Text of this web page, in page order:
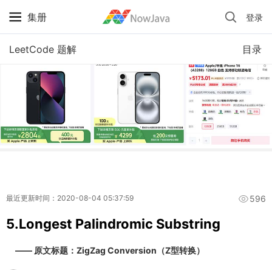
集册 登录
目录
LeetCode 题解iPhone 京东自营 + 国补 / 历史最低价
最近更新时间：2020-08-04 05:37:59 596
5.Longest Palindromic Substring
—— 原文标题：ZigZag Conversion（Z型转换）